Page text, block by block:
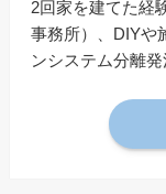
2回家を建てた経
事務所）、DIYや
ンシステム分離発